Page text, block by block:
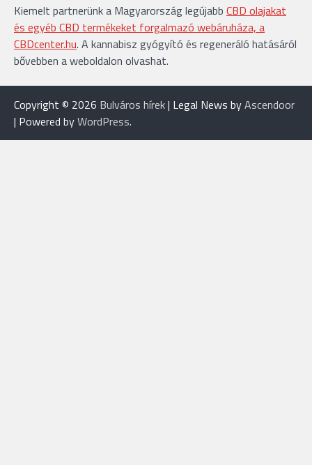
Kiemelt partnerünk a Magyarország legújabb CBD olajakat
és egyéb CBD termékeket forgalmazó webáruháza, a
CBDcenter.hu. A kannabisz gyógyító és regeneráló hatásáról
bővebben a weboldalon olvashat.
Copyright © 2026 Bulváros hírek| Legal News byAscendoor
| Powered byWordPress.